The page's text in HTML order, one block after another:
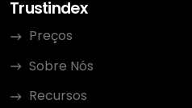
Trustindex
Preços
Sobre Nós
Recursos